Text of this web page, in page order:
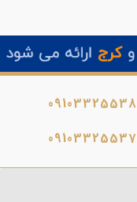
09103325538
09103325537